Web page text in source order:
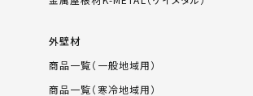
外壁材
商品一覧（一般地域用）
商品一覧（寒冷地域用）